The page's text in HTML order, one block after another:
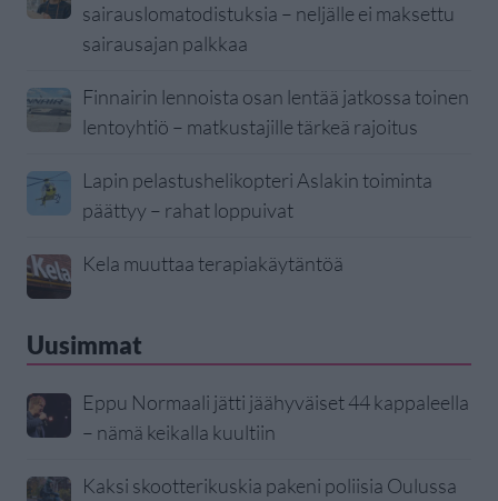
sairauslomatodistuksia – neljälle ei maksettu
sairausajan palkkaa
Finnairin lennoista osan lentää jatkossa toinen
lentoyhtiö – matkustajille tärkeä rajoitus
Lapin pelastushelikopteri Aslakin toiminta
päättyy – rahat loppuivat
Kela muuttaa terapiakäytäntöä
Uusimmat
Eppu Normaali jätti jäähyväiset 44 kappaleella
– nämä keikalla kuultiin
Kaksi skootterikuskia pakeni poliisia Oulussa